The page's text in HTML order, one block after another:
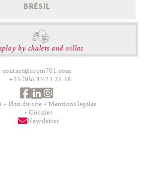
BRÉSIL
by chalets and villas
contact@room701.com
+33 (0)6 83 23 23 38
Plan du site
Mentions légales
Cookies
Newsletter